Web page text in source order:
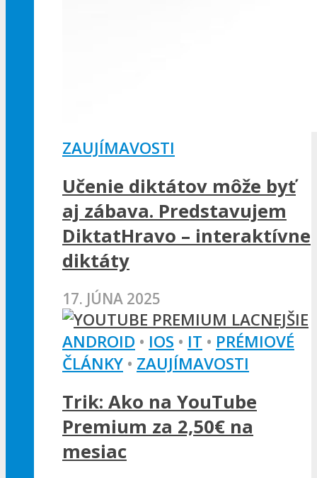
ZAUJÍMAVOSTI
Učenie diktátov môže byť
aj zábava. Predstavujem
DiktatHravo – interaktívne
diktáty
17. JÚNA 2025
ANDROID • IOS • IT • PRÉMIOVÉ
ČLÁNKY • ZAUJÍMAVOSTI
Trik: Ako na YouTube
Premium za 2,50€ na
mesiac